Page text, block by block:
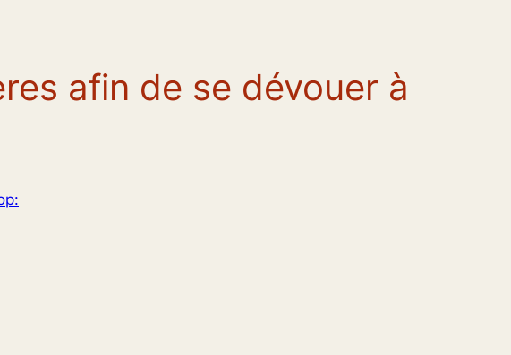
afin de se dévouer à